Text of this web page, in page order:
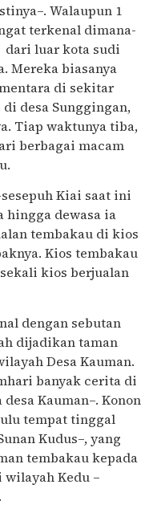
Walaupun 1
terkenal dimana-
dari luar kota sudi
Mereka biasanya
di sekitar
desa Sunggingan,
Tiap waktunya tiba,
berbagai macam
Kiai saat ini
hingga dewasa ia
tembakau di kios
Kios tembakau
kios berjualan
dengan sebutan
dijadikan taman
Desa Kauman.
banyak cerita di
Kauman–. Konon
tempat tinggal
Kudus–, yang
tembakau kepada
Kedu –